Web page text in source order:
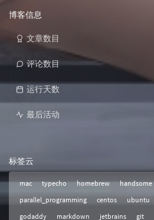
博客信息
文章数目
评论数目
运行天数
最后活动
标签云
mac typecho homebrew handsome
parallel_programming
centos ubuntu
godaddy
markdown jetbrains git